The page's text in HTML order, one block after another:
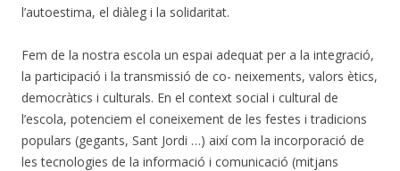
l’autoestima, el diàleg i la solidaritat.
Fem de la nostra escola un espai adequat per a la integració,
la participació i la transmissió de co- neixements, valors ètics,
democràtics i culturals. En el context social i cultural de
l’escola, potenciem el coneixement de les festes i tradicions
populars (gegants, Sant Jordi …) així com la incorporació de
les tecnologies de la informació i comunicació (mitjans